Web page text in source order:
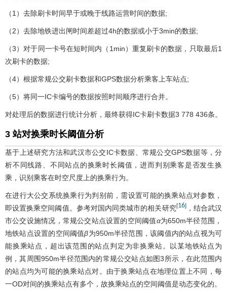
（1）去除刷卡时间早于或晚于线路运营时间的数据;
（2）去除地铁进出闸时间差超过4h的数据或小于3min的数据;
（3）对于同一卡号在短时间内（1min）重复刷卡的数据，只取最后1
次刷卡的数据;
（4）根据常规公交刷卡数据和GPS数据分析乘客上车站点;
（5）将同一IC卡编号的数据按照时间顺序进行合并。
对处理后的数据进行统计分析，最终获得IC卡刷卡数据3 778 436条。
3 站对换乘时长阈值分析
基于上述研究方法和武汉市公交IC卡数据、常规公交GPS数据等，分
析不同线路、不同站点的换乘时长阈值，进而判别乘客是否发生换
乘，识别乘客在时空尺度上的换乘行为。
在进行大公交系统换乘行为判别前，需设置可能的换乘站点对参数，
即设置换乘空间阈值。参考对国内同类城市的相关研究[16]，结合武汉
市公交设施情况，常规公交站点设置的空间阈值α为650m半径范围，
地铁站点设置的空间阈值β为950m半径范围，该阈值内的站点视为可
能换乘站点，超出该范围的站点判定为非换乘站。以某地铁站点为
例，其周围950m半径范围内的常规公交站点如图3所示，在此范围内
的站点均为可能的换乘站点对。由于换乘站点在地理位置上不同，每
一OD对间的换乘站点有多个，故换乘站点的空间阈值是动态变化的。